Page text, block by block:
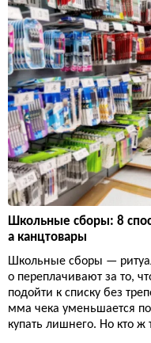
Школьные сборы: 8
а канцтовары
Школьные сборы —
о переплачивают за то,
подойти к списку без
мма чека уменьшается
купать лишнего. Но кто ж